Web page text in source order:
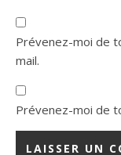
Prévenez-moi de
mail.
Prévenez-moi de